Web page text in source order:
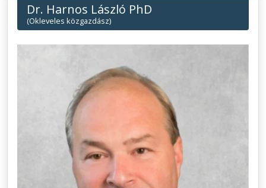
Dr. Harnos László PhD
(Okleveles közgazdász)